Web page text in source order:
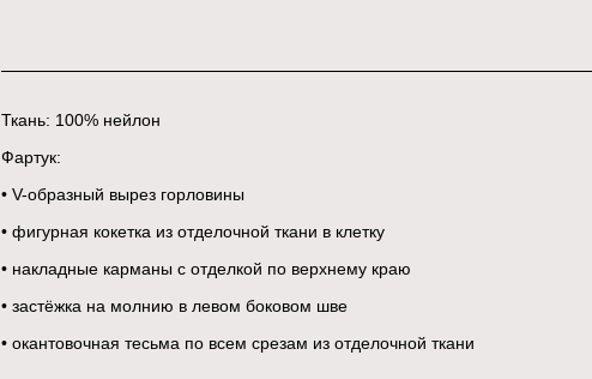
Ткань: 100% нейлон
Фартук:
• V-образный вырез горловины
• фигурная кокетка из отделочной ткани в клетку
• накладные карманы с отделкой по верхнему краю
• застёжка на молнию в левом боковом шве
• окантовочная тесьма по всем срезам из отделочной ткани